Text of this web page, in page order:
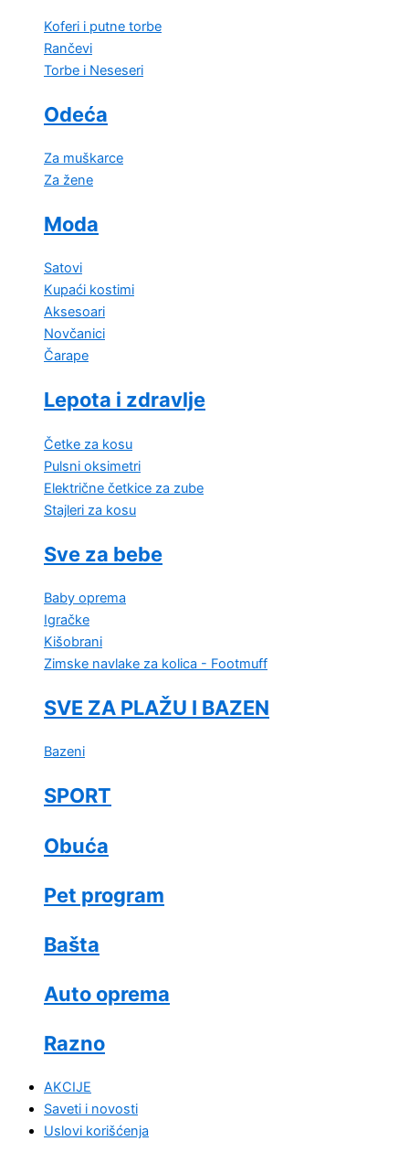
Koferi i putne torbe
Rančevi
Torbe i Neseseri
Odeća
Za muškarce
Za žene
Moda
Satovi
Kupaći kostimi
Aksesoari
Novčanici
Čarape
Lepota i zdravlje
Četke za kosu
Pulsni oksimetri
Električne četkice za zube
Stajleri za kosu
Sve za bebe
Baby oprema
Igračke
Kišobrani
Zimske navlake za kolica - Footmuff
SVE ZA PLAŽU I BAZEN
Bazeni
SPORT
Obuća
Pet program
Bašta
Auto oprema
Razno
AKCIJE
Saveti i novosti
Uslovi korišćenja